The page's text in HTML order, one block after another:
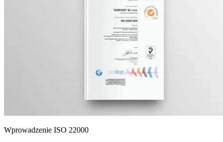
Wprowadzenie ISO 22000